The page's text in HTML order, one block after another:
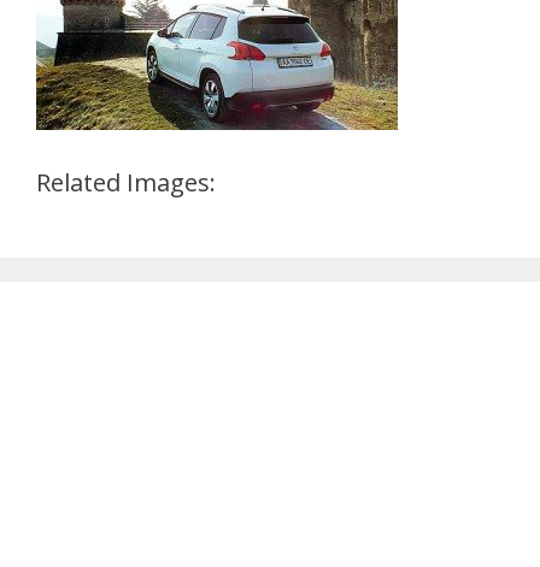
Related Images: